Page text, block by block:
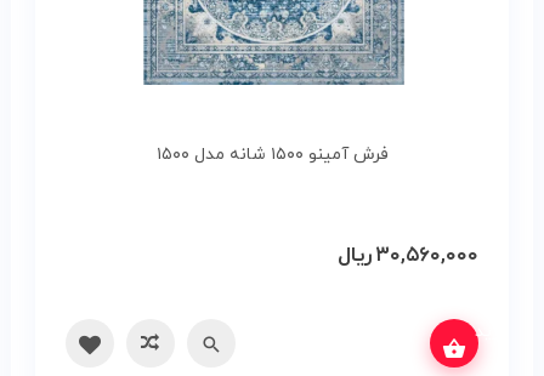
فرش آمینو ۱۵۰۰ شانه مدل ۱۵۰۰
۳۰,۵۶۰,۰۰۰ریال
مقایسه بگیرید